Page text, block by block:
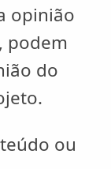
opinião
podem
do
ou